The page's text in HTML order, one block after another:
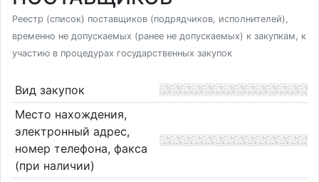
Реестр (список) поставщиков (подрядчиков, исполнителей),
временно не допускаемых (ранее не допускаемых) к закупкам, к
участию в процедурах государственных закупок
Вид закупок
Место нахождения,
электронный адрес,
номер телефона, факса
(при наличии)